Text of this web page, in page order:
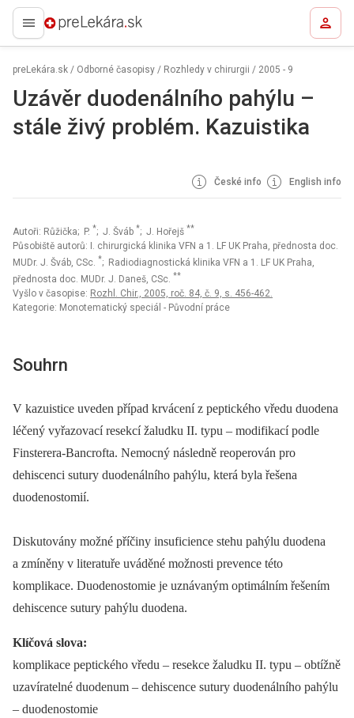
preLekára.sk
preLekára.sk / Odborné časopisy / Rozhledy v chirurgii / 2005 - 9
Uzávěr duodenálního pahýlu –
stále živý problém. Kazuistika
České info English info
Autoři: Růžička; P. *; J. Šváb *; J. Hořejš **
Působiště autorů: I. chirurgická klinika VFN a 1. LF UK Praha, přednosta doc.
MUDr. J. Šváb, CSc. *; Radiodiagnostická klinika VFN a 1. LF UK Praha,
přednosta doc. MUDr. J. Daneš, CSc. **
Vyšlo v časopise: Rozhl. Chir., 2005, roč. 84, č. 9, s. 456-462.
Kategorie: Monotematický speciál - Původní práce
Souhrn
V kazuistice uveden případ krvácení z peptického vředu duodena
léčený vyřazovací resekcí žaludku II. typu –⁠ modifikací podle
Finsterera-Bancrofta. Nemocný následně reoperován pro
dehiscenci sutury duodenálního pahýlu, která byla řešena
duodenostomií.
Diskutovány možné příčiny insuficience stehu pahýlu duodena
a zmíněny v literatuře uváděné možnosti prevence této
komplikace. Duodenostomie je uznávaným optimálním řešením
dehiscence sutury pahýlu duodena.
Klíčová slova:
komplikace peptického vředu –⁠ resekce žaludku II. typu –⁠ obtížně
uzavíratelné duodenum –⁠ dehiscence sutury duodenálního pahýlu
–⁠ duodenostomie